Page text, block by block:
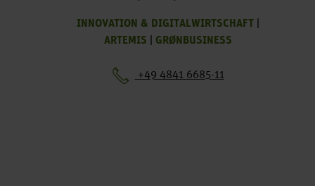
INNOVATION & DIGITALWIRTSCHAFT |
ARTEMIS | GRØNBUSINESS
+49 4841 6685-11